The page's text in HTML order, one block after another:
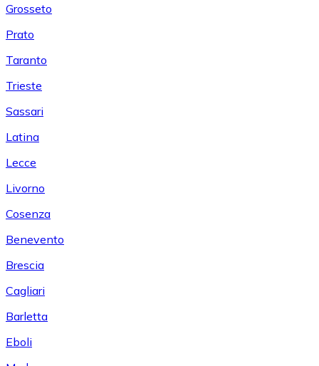
Grosseto
Prato
Taranto
Trieste
Sassari
Latina
Lecce
Livorno
Cosenza
Benevento
Brescia
Cagliari
Barletta
Eboli